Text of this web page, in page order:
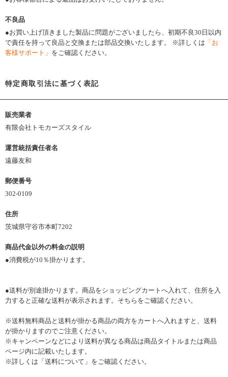
不良品
●お買い上げ頂きました製品に問題がございましたら、初期不良30日以内
で責任を持って良品と交換または部品交換いたします。 ※詳しくは 「お
客様サポート」 をご確認ください。
特定商取引法に基づく表記
販売業者
有限会社トモカーズスタイル
運営統括責任者名
遠藤友和
郵便番号
302-0109
住所
茨城県守谷市本町7202
商品代金以外の料金の説明
●消費税が10％掛かります。
●送料が別途掛かります。商品をショッピングカートへ入れて、住所を入
力すると正確な送料が表示されます。そちらをご確認ください。
※送料無料商品と送料が掛かる商品の両方をカートへ入れますと、送料
が掛かりますのでご注意ください。
※キャンペーンなどにより送料が異なる商品は商品タイトルまたは商品
ページ内に記載いたします。
※詳しくは「 送料について 」をご確認ください。